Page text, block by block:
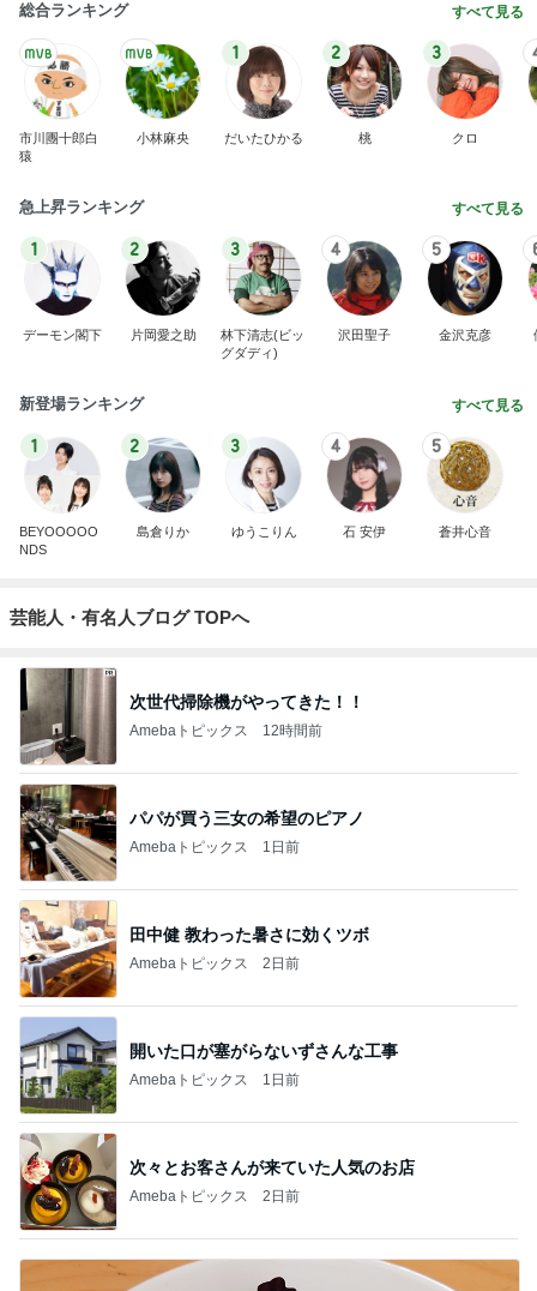
総合ランキング すべて見る
市川團十郎白
猿
小林麻央
1
だいたひかる
2
桃
3
クロ
急上昇ランキング すべて見る
1
デーモン閣下
2
片岡愛之助
3
林下清志(ビッ
グダディ)
4
沢田聖子
5
金沢克彦
新登場ランキング すべて見る
1
BEYOOOOO
NDS
2
島倉りか
3
ゆうこりん
4
石 安伊
5
蒼井心音
芸能人・有名人ブログ TOPへ
次世代掃除機がやってきた！！
Amebaトピックス 12時間前
パパが買う三女の希望のピアノ
Amebaトピックス 1日前
田中健 教わった暑さに効くツボ
Amebaトピックス 2日前
開いた口が塞がらないずさんな工事
Amebaトピックス 1日前
次々とお客さんが来ていた人気のお店
Amebaトピックス 2日前